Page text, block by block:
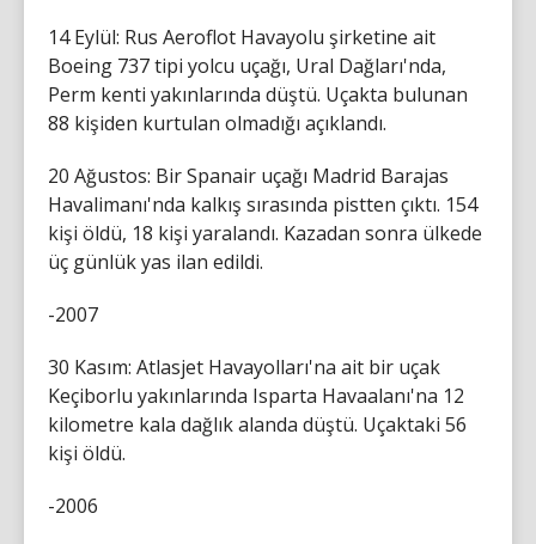
14 Eylül: Rus Aeroflot Havayolu şirketine ait
Boeing 737 tipi yolcu uçağı, Ural Dağları'nda,
Perm kenti yakınlarında düştü. Uçakta bulunan
88 kişiden kurtulan olmadığı açıklandı.
20 Ağustos: Bir Spanair uçağı Madrid Barajas
Havalimanı'nda kalkış sırasında pistten çıktı. 154
kişi öldü, 18 kişi yaralandı. Kazadan sonra ülkede
üç günlük yas ilan edildi.
-2007
30 Kasım: Atlasjet Havayolları'na ait bir uçak
Keçiborlu yakınlarında Isparta Havaalanı'na 12
kilometre kala dağlık alanda düştü. Uçaktaki 56
kişi öldü.
-2006